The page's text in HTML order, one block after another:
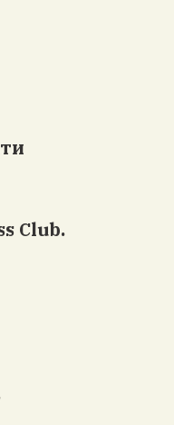
Club.